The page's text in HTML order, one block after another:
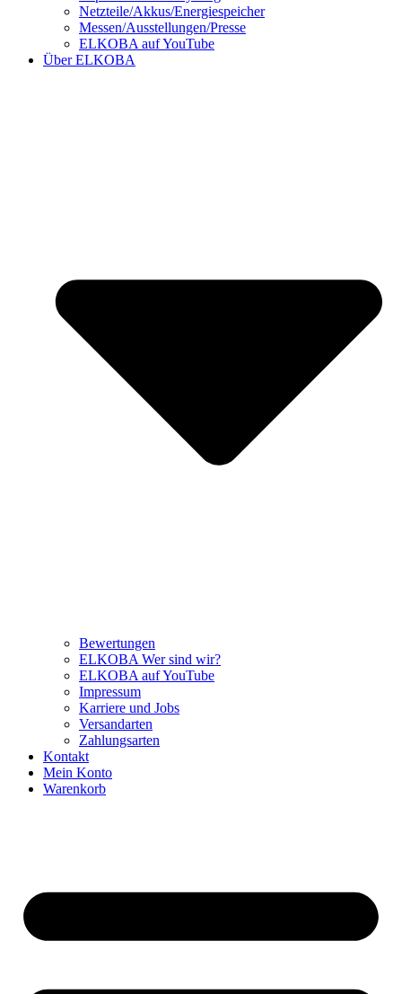
Netzteile/Akkus/Energiespeicher
Messen/Ausstellungen/Presse
ELKOBA auf YouTube
Über ELKOBA
Bewertungen
ELKOBA Wer sind wir?
ELKOBA auf YouTube
Impressum
Karriere und Jobs
Versandarten
Zahlungsarten
Kontakt
Mein Konto
Warenkorb